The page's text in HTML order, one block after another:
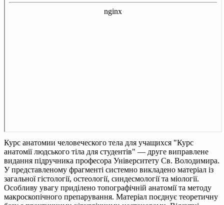
Курс анатомии человеческого тела для учащихся "Курс
анатомії людського тіла для студентів" — друге виправлене
видання підручника професора Університету Св. Володимира.
У представленому фрагменті системно викладено матеріал із
загальної гістології, остеології, синдесмології та міології.
Особливу увагу приділено топографічній анатомії та методу
макроскопічного препарування. Матеріал поєднує теоретичну